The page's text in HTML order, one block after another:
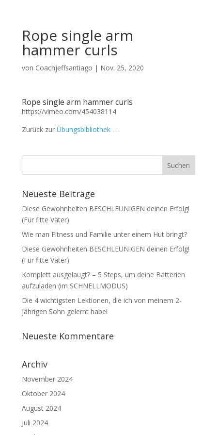
Rope single arm
hammer curls
von Coachjeffsantiago | Nov. 25, 2020
Rope single arm hammer curls
https://vimeo.com/454038114
Zurück zur Übungsbibliothek…
Neueste Beiträge
Diese Gewohnheiten BESCHLEUNIGEN deinen Erfolg!
(Für fitte Väter)
Wie man Fitness und Familie unter einem Hut bringt?
Diese Gewohnheiten BESCHLEUNIGEN deinen Erfolg!
(Für fitte Väter)
Komplett ausgelaugt? – 5 Steps, um deine Batterien
aufzuladen (im SCHNELLMODUS)
Die 4 wichtigsten Lektionen, die ich von meinem 2-
jährigen Sohn gelernt habe!
Neueste Kommentare
Archiv
November 2024
Oktober 2024
August 2024
Juli 2024